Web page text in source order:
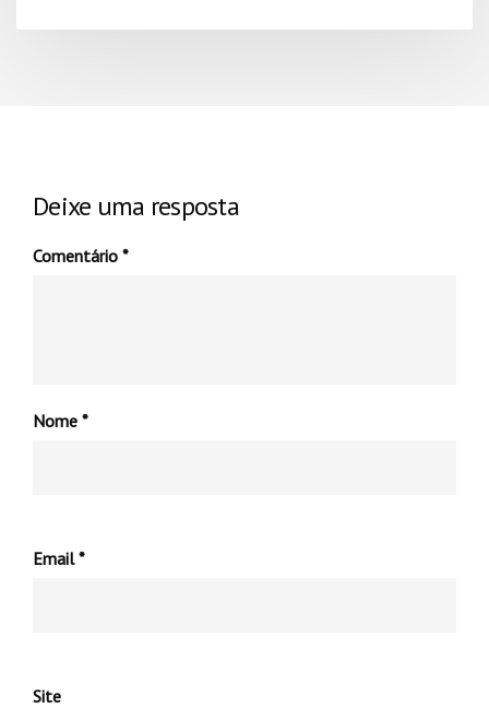
Deixe uma resposta
Comentário *
Nome *
Email*
Site